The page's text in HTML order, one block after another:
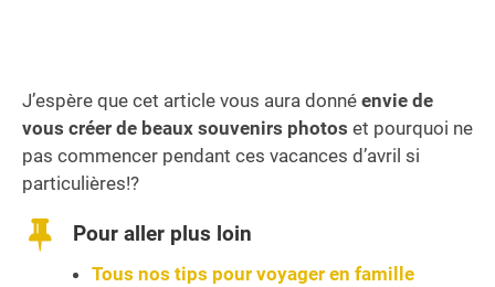
J’espère que cet article vous aura donné envie de
vous créer de beaux souvenirs photos et pourquoi ne
pas commencer pendant ces vacances d’avril si
particulières!?
Pour aller plus loin
Tous nos tips pour voyager en famille